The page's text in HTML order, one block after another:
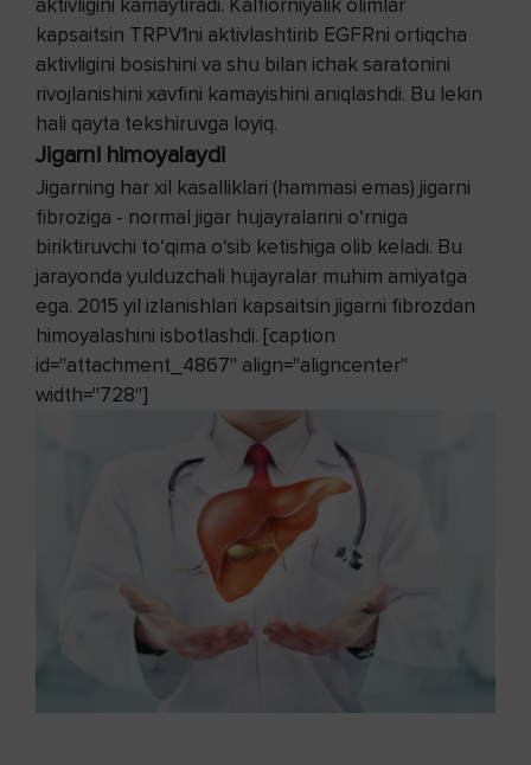
kapsaitsin TRPV1ni aktivlashtirib EGFRni ortiqcha
aktivligini bosishini va shu bilan ichak saratonini
rivojlanishini xavfini kamayishini aniqlashdi. Bu lekin
hali qayta tekshiruvga loyiq.
Jigarni himoyalaydi
Jigarning har xil kasalliklari (hammasi emas) jigarni
fibroziga - normal jigar hujayralarini o‘rniga
biriktiruvchi to‘qima o‘sib ketishiga olib keladi. Bu
jarayonda yulduzchali hujayralar muhim amiyatga
ega. 2015 yil izlanishlari kapsaitsin jigarni fibrozdan
himoyalashini isbotlashdi. [caption
id="attachment_4867" align="aligncenter"
width="728"]